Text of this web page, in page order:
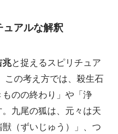
ュアルな解釈
兆と捉えるスピリチュア
この考え方では、殺生石
のの終わり」や「浄
九尾の狐は、元々は天
（ずいじゅう）」、つ